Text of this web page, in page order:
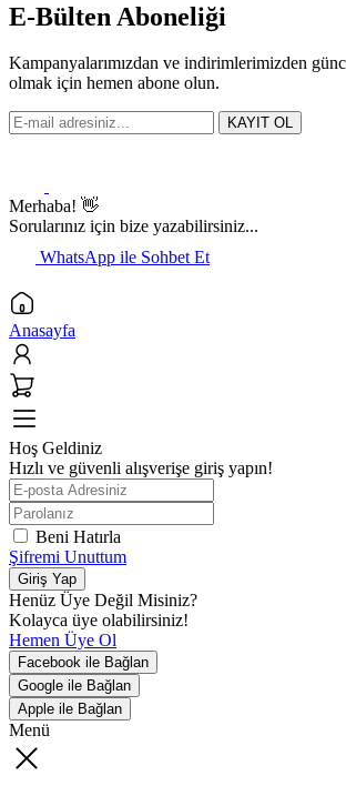
E-Bülten Aboneliği
Kampanyalarımızdan ve indirimlerimizden
olmak için hemen abone olun.
KAYIT OL
Merhaba! 👋
Sorularınız için bize yazabilirsiniz...
WhatsApp ile Sohbet Et
Anasayfa
Hoş Geldiniz
Hızlı ve güvenli alışverişe giriş yapın!
Beni Hatırla
Şifremi Unuttum
Giriş Yap
Henüz Üye Değil Misiniz?
Kolayca üye olabilirsiniz!
Hemen Üye Ol
Facebook ile Bağlan
Google ile Bağlan
Apple ile Bağlan
Menü